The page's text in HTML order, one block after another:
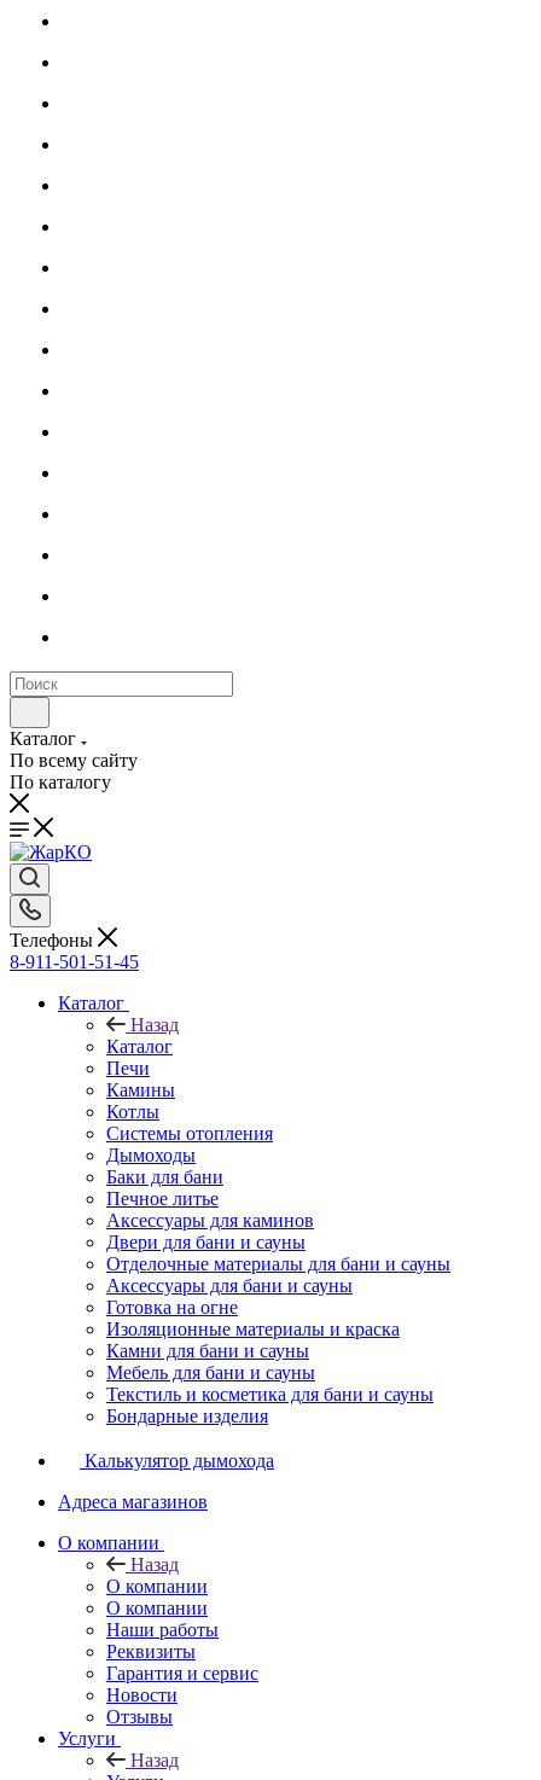
Каталог
По всему сайту
По каталогу
Телефоны
8-911-501-51-45
Каталог
Назад
Каталог
Печи
Камины
Котлы
Системы отопления
Дымоходы
Баки для бани
Печное литье
Аксессуары для каминов
Двери для бани и сауны
Отделочные материалы для бани и сауны
Аксессуары для бани и сауны
Готовка на огне
Изоляционные материалы и краска
Камни для бани и сауны
Мебель для бани и сауны
Текстиль и косметика для бани и сауны
Бондарные изделия
Калькулятор дымохода
Адреса магазинов
O компании
Назад
O компании
О компании
Наши работы
Реквизиты
Гарантия и сервис
Новости
Отзывы
Услуги
Назад